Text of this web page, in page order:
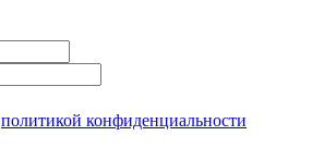
политикой конфиденциальности